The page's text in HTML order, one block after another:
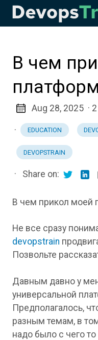
В чем
Aug 28, 2025 ·
· EDUCATION
DEVOPSTRAIN
· Share on:
В чем прикол моей
Не все сразу
devopstrain
Позвольте
Давным давно у
универсальной
Предполагалось,
разным темам, в
надо было с чего